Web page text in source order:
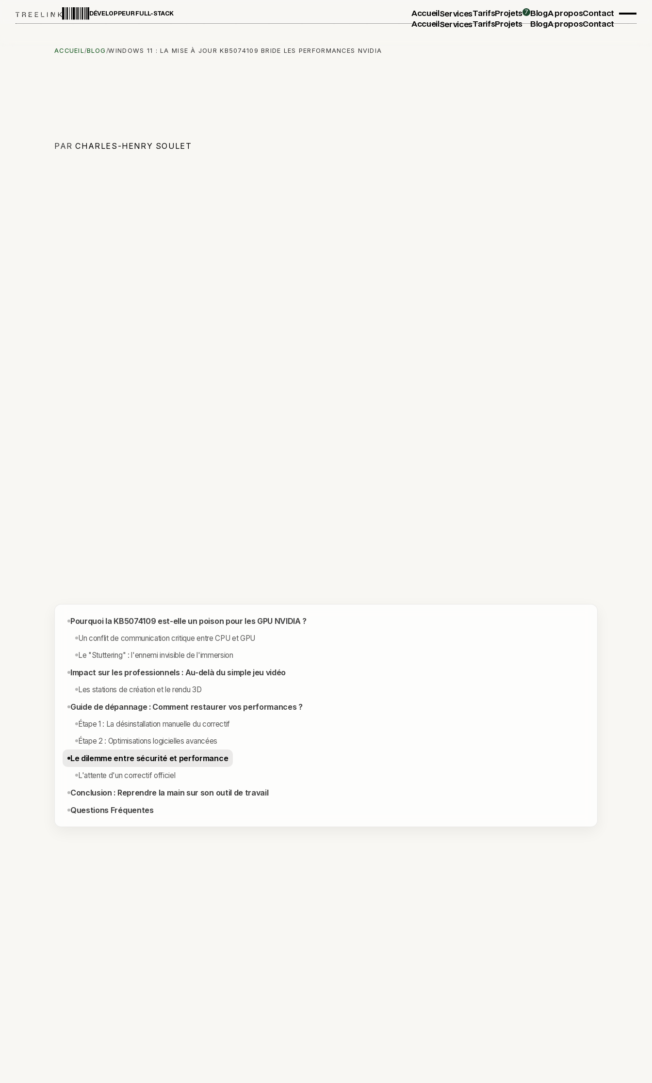
DÉVELOPPEUR FULL-STACK
Accueil
Accueil
Services
Services
Tarifs
Tarifs
Projets
Projets
7 Blog
Blog
A propos
A propos
Contact
Contact
ACCUEIL/BLOG /WINDOWS 11 : LA MISE À JOUR KB5074109 BRIDE LES PERFORMANCES NVIDIA
PARCHARLES-HENRY SOULET
Pourquoi la KB5074109 est-elle un poison pour les GPU NVIDIA ?
Un conflit de communication critique entre CPU et GPU
Le "Stuttering" : l'ennemi invisible de l'immersion
Impact sur les professionnels : Au-delà du simple jeu vidéo
Les stations de création et le rendu 3D
Guide de dépannage : Comment restaurer vos performances ?
Étape 1 : La désinstallation manuelle du correctif
Étape 2 : Optimisations logicielles avancées
Le dilemme entre sécurité et performance
L'attente d'un correctif officiel
Conclusion : Reprendre la main sur son outil de travail
Questions Fréquentes